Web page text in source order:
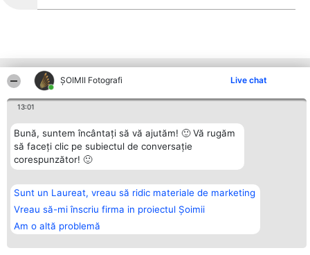
ȘOIMII Fotografi Live chat
13:01
Bună, suntem încântați să vă ajutăm! 🙂 Vă rugăm
să faceți clic pe subiectul de conversație
corespunzător! 🙂
Sunt un Laureat, vreau să ridic materiale de marketing
Vreau să-mi înscriu firma in proiectul Șoimii
Am o altă problemă
Alte firme din zonă
Organizator Ranking
BRIGHT SOLUTIONS BR SRL
Aleea Timisul De Sus 2 Bl. A30
Sc. A Et. 4 Ap. 13 Cod 061952
București
tel: +40 770 990 492
Plebiscyt
Câștigătorii
Lista Tuturor
Reguli
Politica de
Contact
Contact